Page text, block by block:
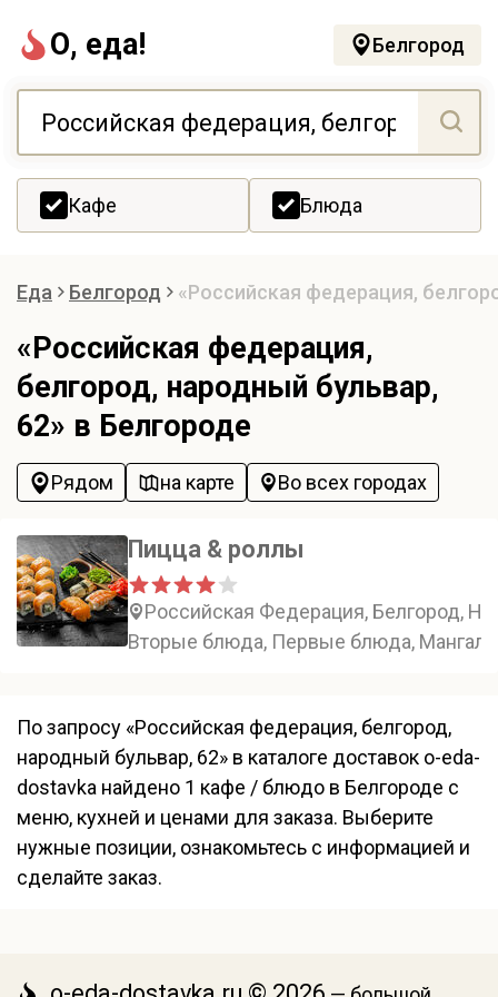
О, еда! Белгород
Кафе Блюда
Еда Белгород «Российская федерация,
«Российская федерация,
белгород, народный бульвар,
62» в Белгороде
Рядом на карте Во всех городах
Пицца & роллы
Российская Федерация, Белгород,
Вторые блюда, Первые блюда, Мангал,
По запросу «Российская федерация, белгород,
народный бульвар, 62» в каталоге доставок o-eda-
dostavka найдено 1 кафе / блюдо в Белгороде с
меню, кухней и ценами для заказа. Выберите
нужные позиции, ознакомьтесь с информацией и
сделайте заказ.